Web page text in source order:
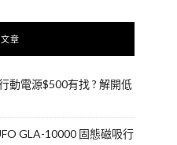
章
動電源$500有找 ? 解開低
GLA-10000 固態磁吸行